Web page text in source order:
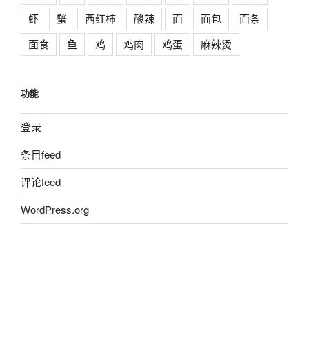
虾
蟹 西红柿 酸辣 面 面包
面条
面食
鱼 鸡 鸡肉 鸡蛋 麻辣烫
功能
登录
条目feed
评论feed
WordPress.org